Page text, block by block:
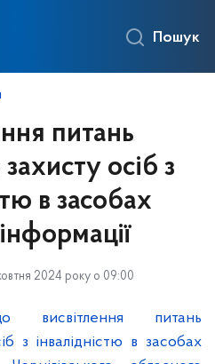
Пошук
питань
осіб з
в засобах
2024 року о 09:00
висвітлення питань
з інвалідністю в засобах